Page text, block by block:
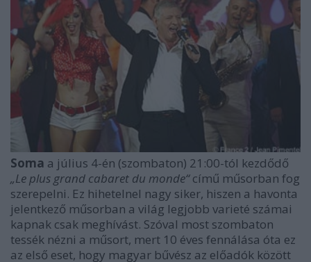
Soma a július 4-én (szombaton) 21:00-tól kezdődő
„Le plus grand cabaret du monde“című műsorban fog
szerepelni. Ez hihetelnel nagy siker, hiszen a havonta
jelentkező műsorban a világ legjobb varieté számai
kapnak csak meghívást. Szóval most szombaton
tessék nézni a műsort, mert 10 éves fennálása óta ez
az első eset, hogy magyar bűvész az előadók között